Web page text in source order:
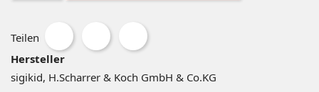
Teilen
Hersteller
sigikid, H.Scharrer & Koch GmbH & Co.KG